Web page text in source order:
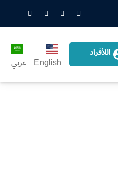
Snapchat
Twitter
LinkedIn
اللأفراد
English عربي